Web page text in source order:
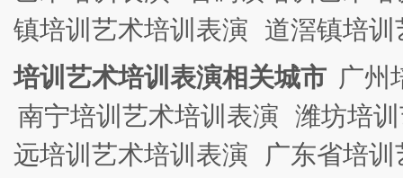
镇培训艺术培训表演
道滘镇培
培训艺术培训表演相关城市 广州
南宁培训艺术培训表演 潍坊培
远培训艺术培训表演
广东省培